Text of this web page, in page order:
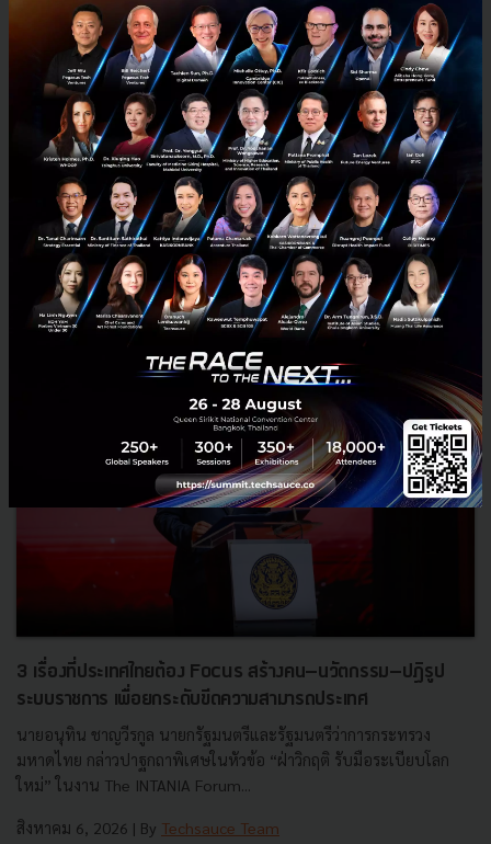
RELATED ARTICLE
3 เรื่องที่ประเทศไทยต้อง Focus สร้างคน–นวัตกรรม–ปฏิรูป
ระบบราชการ เพื่อยกระดับขีดความสามารถประเทศ
นายอนุทิน ชาญวีรกูล นายกรัฐมนตรีและรัฐมนตรีว่าการกระทรวง
มหาดไทย กล่าวปาฐกถาพิเศษในหัวข้อ “ฝ่าวิกฤติ รับมือระเบียบโลก
ใหม่” ในงาน The INTANIA Forum...
สิงหาคม 6, 2026 | By Techsauce Team